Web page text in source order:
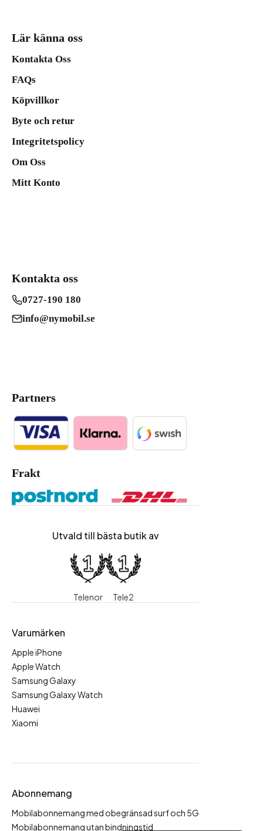
Lär känna oss
Kontakta Oss
FAQs
Köpvillkor
Byte och retur
Integritetspolicy
Om Oss
Mitt Konto
Kontakta oss
0727-190 180
info@nymobil.se
Partners
Frakt
Utvald till bästa butik av
Telenor Tele2
Varumärken
Apple iPhone
Apple Watch
Samsung Galaxy
Samsung Galaxy Watch
Huawei
Xiaomi
Abonnemang
Mobilabonnemang med obegränsad surf och 5G
Mobilabonnemang utan bindningstid